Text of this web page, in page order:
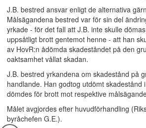
J.B. bestred ansvar enligt de alternativa
Målsägandena bestred var för sin del
yrkade - för det fall att J.B. inte skulle
uppsåtligt brott gentemot henne - att han
av HovR:n ådömda skadeståndet på den
oaktsamhet vållat skadan.
J.B. bestred yrkandena om skadestånd på
handlande. Han godtog utdömt skadestånd
dömdes för brott mot respektive
Målet avgjordes efter huvudförhandling
byråchefen G.E.).